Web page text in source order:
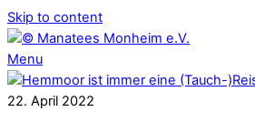
Skip to content
Menu
22. April 2022